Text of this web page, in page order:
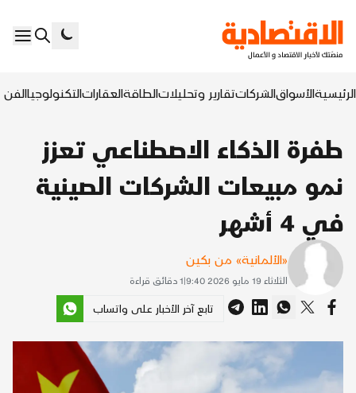
الرئيسيةالأسواقالشركاتتقارير وتحليلاتالطاقةالعقاراتالتكنولوجياالفن
طفرة الذكاء الاصطناعي تعزز
نمو مبيعات الشركات الصينية
في 4 أشهر
«الألمانية» من بكين
الثلاثاء 19 مايو 2026 9:40 |
1 دقائق قراءة
تابع آخر الأخبار على واتساب